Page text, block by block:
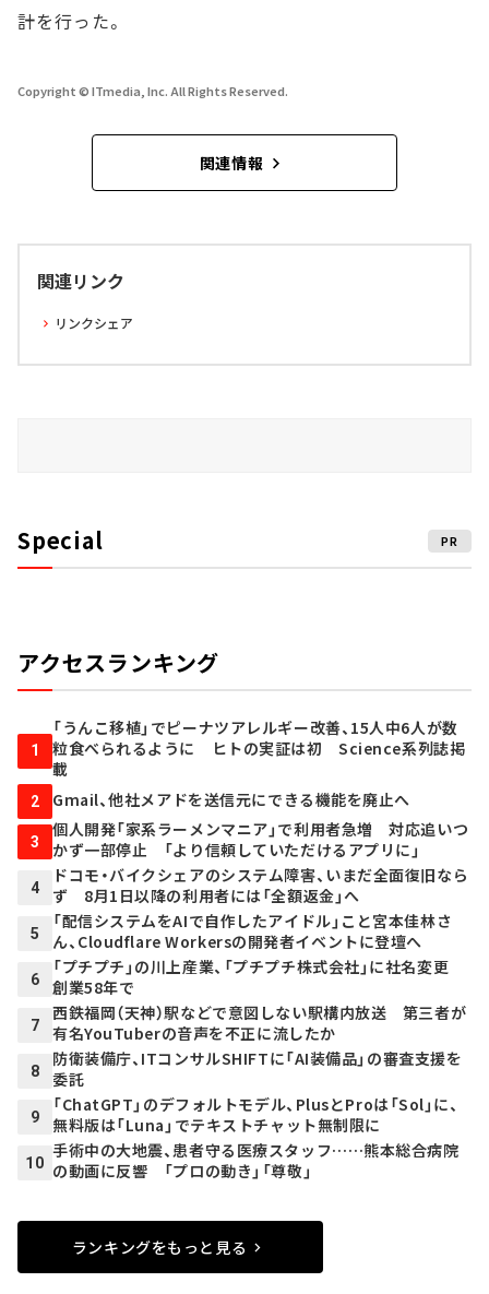
計を行った。
Copyright © ITmedia, Inc. All Rights Reserved.
関連情報
関連リンク
リンクシェア
Special PR
アクセスランキング
1
「うんこ移植」でピーナツアレルギー改善、15人中6人が数
粒食べられるように ヒトの実証は初 Science系列誌掲
載
2 Gmail、他社メアドを送信元にできる機能を廃止へ
3
個人開発「家系ラーメンマニア」で利用者急増 対応追いつ
かず一部停止 「より信頼していただけるアプリに」
4
ドコモ・バイクシェアのシステム障害、いまだ全面復旧なら
ず 8月1日以降の利用者には「全額返金」へ
5
「配信システムをAIで自作したアイドル」こと宮本佳林さ
ん、Cloudflare Workersの開発者イベントに登壇へ
6
「プチプチ」の川上産業、「プチプチ株式会社」に社名変更
創業58年で
7
西鉄福岡（天神）駅などで意図しない駅構内放送 第三者が
有名YouTuberの音声を不正に流したか
8
防衛装備庁、ITコンサルSHIFTに「AI装備品」の審査支援を
委託
9
「ChatGPT」のデフォルトモデル、PlusとProは「Sol」に、
無料版は「Luna」でテキストチャット無制限に
10
手術中の大地震、患者守る医療スタッフ……熊本総合病院
の動画に反響 「プロの動き」「尊敬」
ランキングをもっと見る